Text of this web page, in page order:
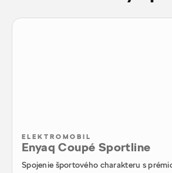
ELEKTROMOBIL
Enyaq Coupé Sportline
Spojenie športového charakteru s